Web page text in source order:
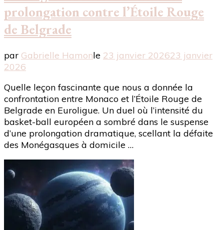
prolongation contre l’Étoile Rouge
de Belgrade
par Gabrielle Hamonle 23 janvier 202623 janvier
2026
Quelle leçon fascinante que nous a donnée la
confrontation entre Monaco et l’Étoile Rouge de
Belgrade en Euroligue. Un duel où l’intensité du
basket-ball européen a sombré dans le suspense
d’une prolongation dramatique, scellant la défaite
des Monégasques à domicile …